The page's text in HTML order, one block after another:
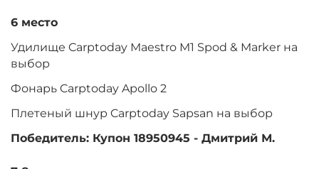
6 место
Удилище Carptoday Maestro M1 Spod & Marker на
выбор
Фонарь Carptoday Apollo 2
Плетеный шнур Carptoday Sapsan на выбор
Победитель: Купон 18950945 - Дмитрий М.